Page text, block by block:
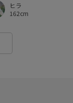
ヒラ
162cm